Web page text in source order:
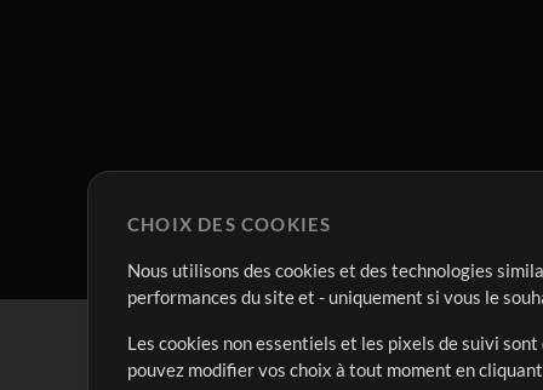
CHOIX DES COOKIES
Nous utilisons des cookies et des technologies
performances du site et - uniquement si vous le
Les cookies non essentiels et les pixels de suivi
pouvez modifier vos choix à tout moment en